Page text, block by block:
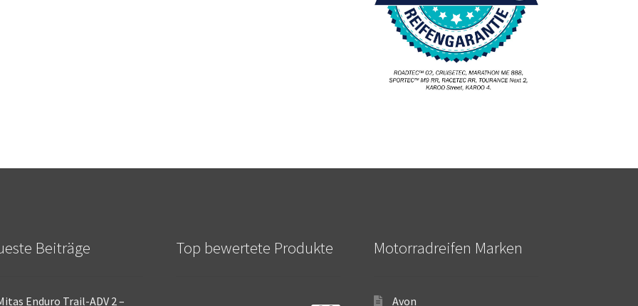
Beiträge
Enduro Trail-ADV 2 –
Top bewertete Produkte Motorradreifen Marken
Avon